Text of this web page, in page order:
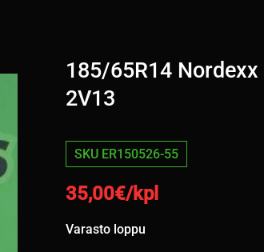
185/65R14
2V13
SKU ER150526-55
35,00€/kpl
Varasto loppu